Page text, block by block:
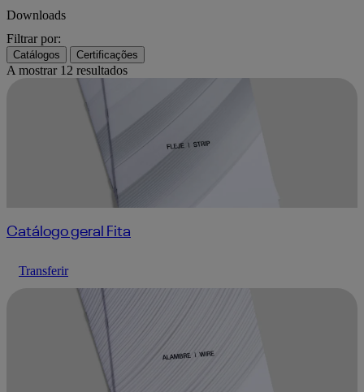
Downloads
Filtrar por:
Catálogos Certificações
A mostrar 12 resultados
Catálogo geral Fita
Transferir